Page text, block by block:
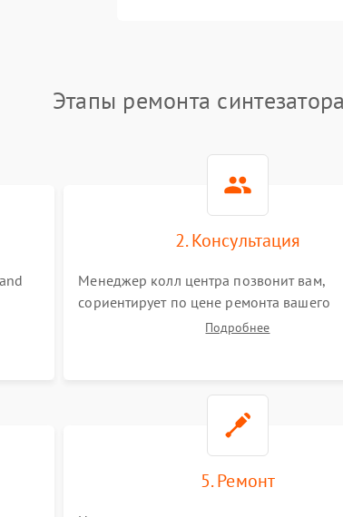
Этапы ремонта
2. Консультация
Менеджер колл центра позвонит вам,
сориентирует по цене ремонта вашего
синтезатора а также ответит на все ваши
Подробнее
5. Ремонт